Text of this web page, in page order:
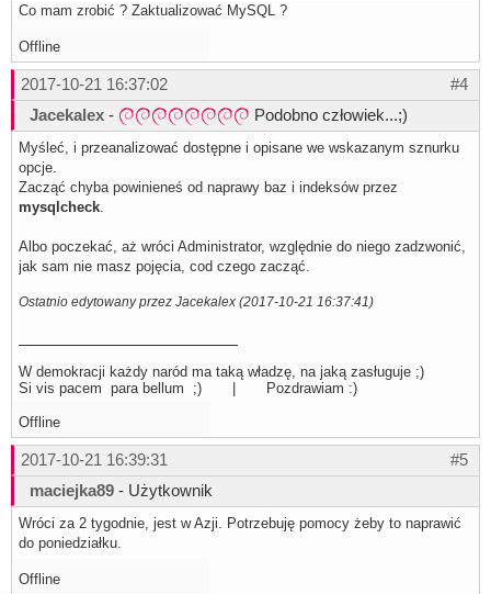
Co mam zrobić ? Zaktualizować MySQL ?
Offline
#4
2017-10-21 16:37:02
Jacekalex - Podobno człowiek...;)
Myśleć, i przeanalizować dostępne i opisane we wskazanym sznurku
opcje.
Zacząć chyba powinieneś od naprawy baz i indeksów przez
mysqlcheck
Albo poczekać, aż wróci Administrator, względnie do niego zadzwonić,
jak sam nie masz pojęcia, cod czego zacząć.
Ostatnio edytowany przez Jacekalex (2017-10-21 16:37:41)
W demokracji każdy naród ma taką władzę, na jaką zasługuje ;)
Si vis pacem para bellum ;) | Pozdrawiam :)
Offline
#5
2017-10-21 16:39:31
maciejka89 - Użytkownik
Wróci za 2 tygodnie, jest w Azji. Potrzebuję pomocy żeby to naprawić
do poniedziałku.
Offline